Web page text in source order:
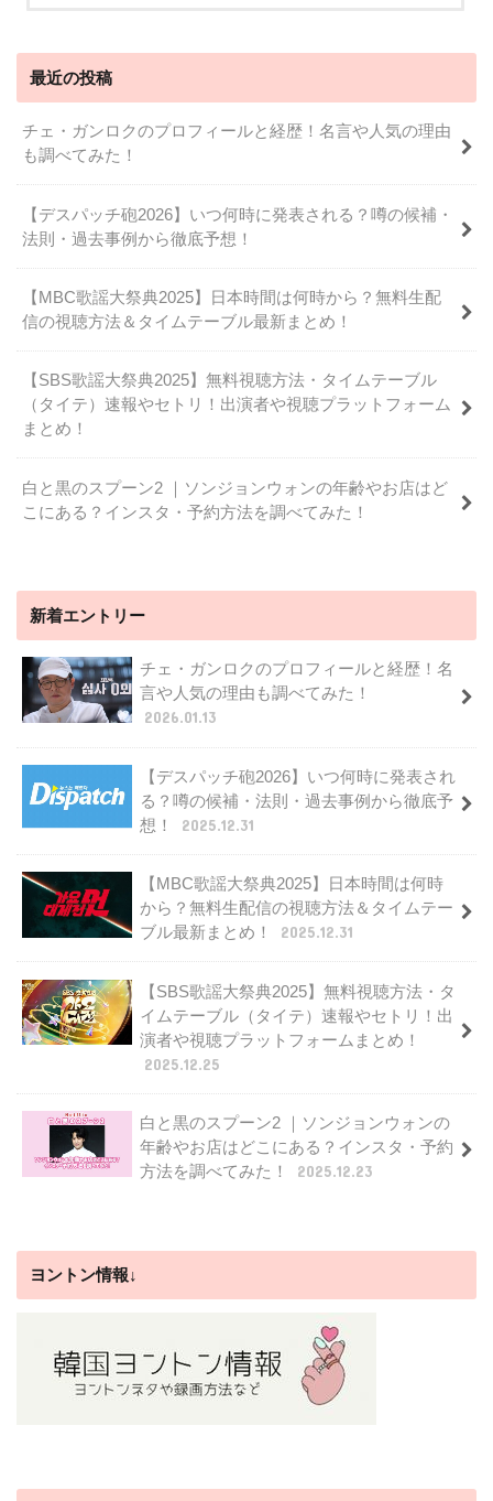
最近の投稿
チェ・ガンロクのプロフィールと経歴！名言や人気の理由
も調べてみた！
【デスパッチ砲2026】いつ何時に発表される？噂の候補・
法則・過去事例から徹底予想！
【MBC歌謡大祭典2025】日本時間は何時から？無料生配
信の視聴方法＆タイムテーブル最新まとめ！
【SBS歌謡大祭典2025】無料視聴方法・タイムテーブル
（タイテ）速報やセトリ！出演者や視聴プラットフォーム
まとめ！
白と黒のスプーン2 ｜ソンジョンウォンの年齢やお店はど
こにある？インスタ・予約方法を調べてみた！
新着エントリー
チェ・ガンロクのプロフィールと経歴！名
言や人気の理由も調べてみた！
2026.01.13
【デスパッチ砲2026】いつ何時に発表され
る？噂の候補・法則・過去事例から徹底予
想！
2025.12.31
【MBC歌謡大祭典2025】日本時間は何時
から？無料生配信の視聴方法＆タイムテー
ブル最新まとめ！
2025.12.31
【SBS歌謡大祭典2025】無料視聴方法・タ
イムテーブル（タイテ）速報やセトリ！出
演者や視聴プラットフォームまとめ！
2025.12.25
白と黒のスプーン2 ｜ソンジョンウォンの
年齢やお店はどこにある？インスタ・予約
方法を調べてみた！
2025.12.23
ヨントン情報↓